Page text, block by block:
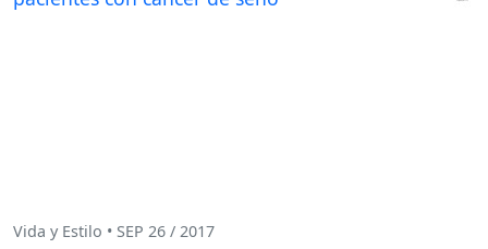
Vida y Estilo • SEP 26 / 2017